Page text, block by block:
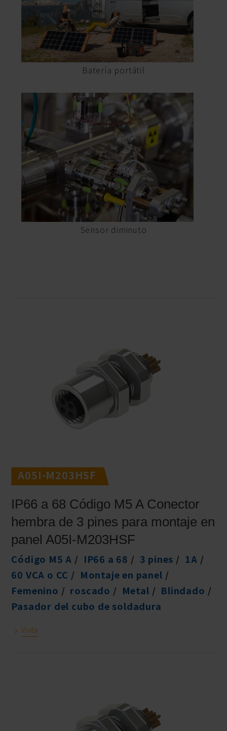
Batería portátil
Sensor diminuto
A05I-M203HSF
IP66 a 68 Código M5 A Conector
hembra de 3 pines para montaje en
panel A05I-M203HSF
Código M5 A IP66 a 68 3 pines
1A
60 VCA o CC
Montaje en panel
Femenino
roscado Metal
Blindado
Pasador del cubo de soldadura
Vista